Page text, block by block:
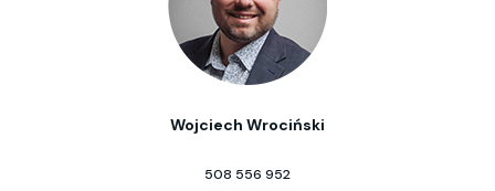
Wojciech Wrociński
508 556 952